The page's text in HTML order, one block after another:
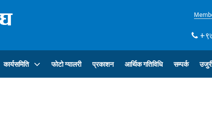
कार्यसमिति फोटो ग्यालरी प्रकाशन आर्थिक गतिविधि सम्पर्क